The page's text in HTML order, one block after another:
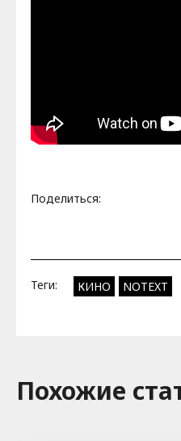
Поделиться:
Теги: КИНО NOTEXT
Похожие